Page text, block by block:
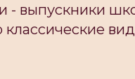
- выпускники
классические